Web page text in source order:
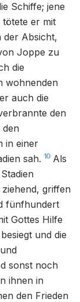
Schiffe; jene
er mit
Absicht,
Joppe zu
die
wohnenden
auch die
den
in einer
sah. 10 Als
griffen
fünfhundert
Gottes Hilfe
und die
sonst noch
ihnen in
den Frieden